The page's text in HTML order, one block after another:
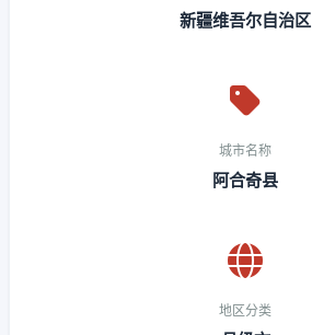
新疆维吾尔自治区
城市名称
阿合奇县
地区分类